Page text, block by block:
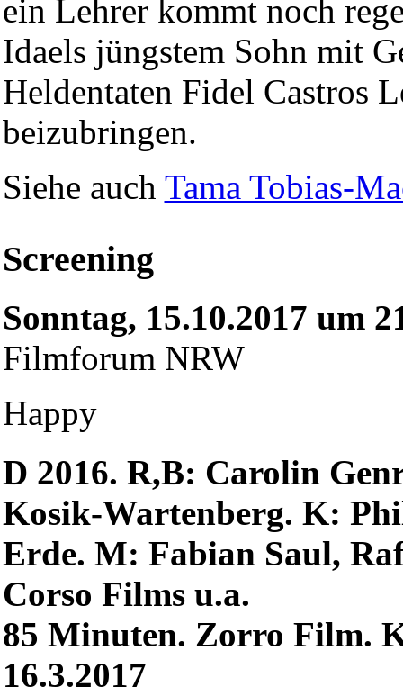
ein Lehrer kommt noch
Idaels jüngstem Sohn mit
Heldentaten Fidel Castros
beizubringen.
Siehe auch Tama Tobias-
Screening
Sonntag, 15.10.2017 um
Filmforum NRW
Happy
D 2016. R,B: Carolin
Kosik-Wartenberg. K:
Erde. M: Fabian Saul,
Corso Films u.a.
85 Minuten. Zorro Film.
16.3.2017